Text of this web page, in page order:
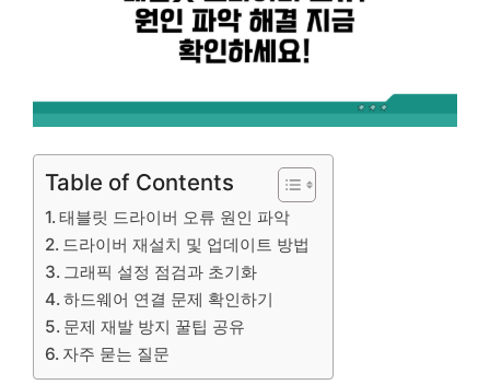
Table of Contents
태블릿 드라이버 오류 원인 파악
드라이버 재설치 및 업데이트 방법
그래픽 설정 점검과 초기화
하드웨어 연결 문제 확인하기
문제 재발 방지 꿀팁 공유
자주 묻는 질문